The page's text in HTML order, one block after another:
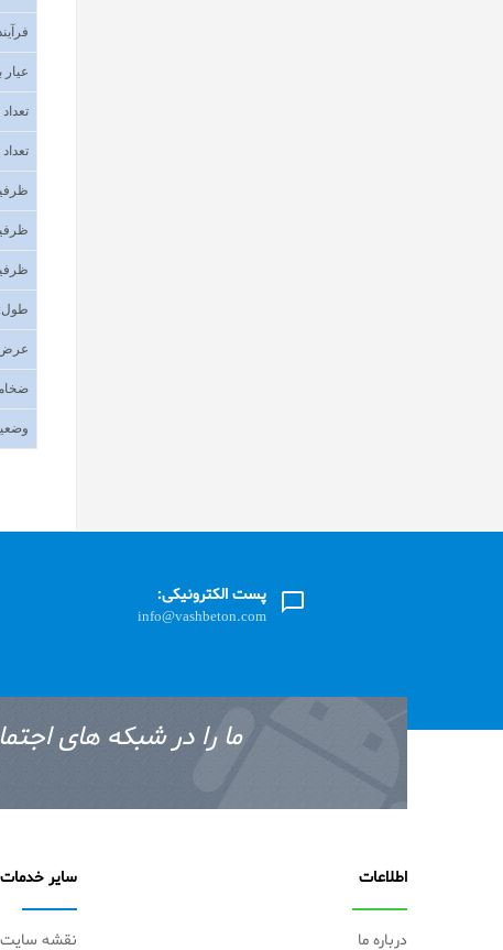
عیار
طول
پست الکترونیکی:
info@vashbeton.com
ما را در شبکه های
اطلاعات
درباره ما
سایر خدمات
نقشه سایت